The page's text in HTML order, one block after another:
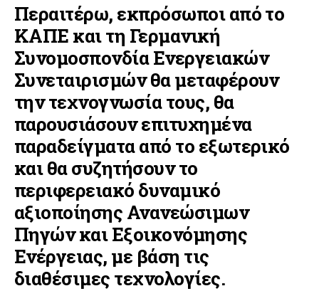
Περαιτέρω, εκπρόσωποι από το
ΚΑΠΕ και τη Γερμανική
Συνομοσπονδία Ενεργειακών
Συνεταιρισμών θα μεταφέρουν
την τεχνογνωσία τους, θα
παρουσιάσουν επιτυχημένα
παραδείγματα από το εξωτερικό
και θα συζητήσουν το
περιφερειακό δυναμικό
αξιοποίησης Ανανεώσιμων
Πηγών και Εξοικονόμησης
Ενέργειας, με βάση τις
διαθέσιμες τεχνολογίες.